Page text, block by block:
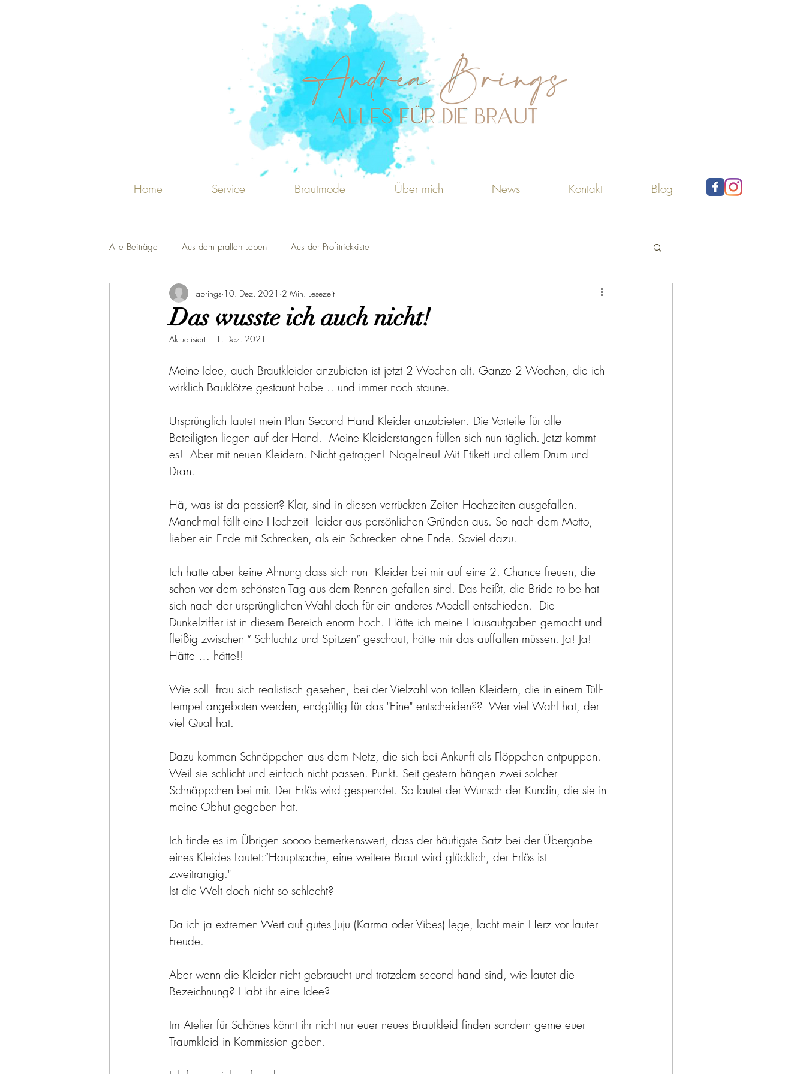
Home Service Brautmode Über mich News Kontakt Blog
Alle Beiträge Aus dem prallen Leben Aus der Profitrickkiste
Das wusste ich auch nicht!
abrings 10. Dez. 2021 2 Min. Lesezeit
Aktualisiert: 11. Dez. 2021
Meine Idee, auch Brautkleider anzubieten ist jetzt 2 Wochen alt. Ganze 2 Wochen, die ich
wirklich Bauklötze gestaunt habe .. und immer noch staune.
Ursprünglich lautet mein Plan Second Hand Kleider anzubieten. Die Vorteile für alle
Beteiligten liegen auf der Hand.  Meine Kleiderstangen füllen sich nun täglich. Jetzt kommt
es!  Aber mit neuen Kleidern. Nicht getragen! Nagelneu! Mit Etikett und allem Drum und
Dran.
Hä, was ist da passiert? Klar, sind in diesen verrückten Zeiten Hochzeiten ausgefallen.
Manchmal fällt eine Hochzeit  leider aus persönlichen Gründen aus. So nach dem Motto,
lieber ein Ende mit Schrecken, als ein Schrecken ohne Ende. Soviel dazu.
Ich hatte aber keine Ahnung dass sich nun  Kleider bei mir auf eine 2. Chance freuen, die
schon vor dem schönsten Tag aus dem Rennen gefallen sind. Das heißt, die Bride to be hat
sich nach der ursprünglichen Wahl doch für ein anderes Modell entschieden.  Die
Dunkelziffer ist in diesem Bereich enorm hoch. Hätte ich meine Hausaufgaben gemacht und
fleißig zwischen “ Schluchtz und Spitzen“ geschaut, hätte mir das auffallen müssen. Ja! Ja!
Hätte … hätte!!
Wie soll  frau sich realistisch gesehen, bei der Vielzahl von tollen Kleidern, die in einem Tüll-
Tempel angeboten werden, endgültig für das "Eine" entscheiden??  Wer viel Wahl hat, der
viel Qual hat.
Dazu kommen Schnäppchen aus dem Netz, die sich bei Ankunft als Flöppchen entpuppen.
Weil sie schlicht und einfach nicht passen. Punkt. Seit gestern hängen zwei solcher
Schnäppchen bei mir. Der Erlös wird gespendet. So lautet der Wunsch der Kundin, die sie in
meine Obhut gegeben hat.
Ich finde es im Übrigen soooo bemerkenswert, dass der häufigste Satz bei der Übergabe
eines Kleides Lautet:“Hauptsache, eine weitere Braut wird glücklich, der Erlös ist
zweitrangig."
Ist die Welt doch nicht so schlecht?
Da ich ja extremen Wert auf gutes Juju (Karma oder Vibes) lege, lacht mein Herz vor lauter
Freude.
Aber wenn die Kleider nicht gebraucht und trotzdem second hand sind, wie lautet die
Bezeichnung? Habt ihr eine Idee?
Im Atelier für Schönes könnt ihr nicht nur euer neues Brautkleid finden sondern gerne euer
Traumkleid in Kommission geben.